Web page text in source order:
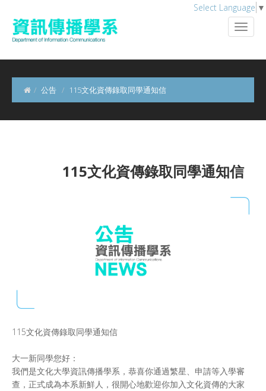
Select Language ▼
公告 115文化資傳錄取同學通知信
115文化資傳錄取同學通知信
115文化資傳錄取同學通知信
大一新同學您好：
我們是文化大學資訊傳播學系，恭喜你通過繁星、申請等入學審
查，正式成為本系新鮮人，很開心地歡迎你加入文化資傳的大家